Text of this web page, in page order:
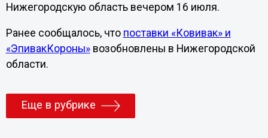
Нижегородскую область вечером 16 июля.
Ранее сообщалось, что поставки «Ковивак» и
«ЭпивакКороны»возобновлены в Нижегородской
области.
Еще в рубрике